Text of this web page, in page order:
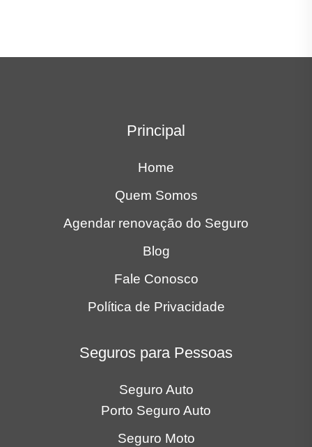
Principal
Home
Quem Somos
Agendar renovação do Seguro
Blog
Fale Conosco
Política de Privacidade
Seguros para Pessoas
Seguro Auto
Porto Seguro Auto
Seguro Moto